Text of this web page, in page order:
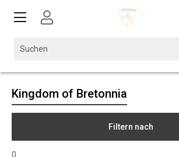
Kingdom of Bretonnia
Filtern nach
0